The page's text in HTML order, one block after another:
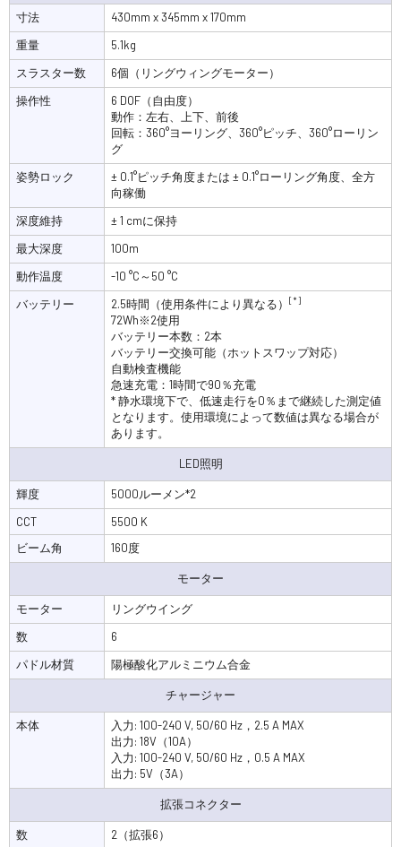
寸法
430mm x 345mm x 170mm
重量
5.1kg
スラスター数
6個（リングウィングモーター）
操作性
6 DOF（自由度）
動作：左右、上下、前後
回転：360°ヨーリング、360°ピッチ、360°ローリン
グ
姿勢ロック
± 0.1°ピッチ角度または ± 0.1°ローリング角度、全方
向稼働
深度維持
± 1 cmに保持
最大深度
100m
動作温度
-10 °C～50 °C
バッテリー
2.5時間（使用条件により異なる） [*]
72Wh※2使用
バッテリー本数：2本
バッテリー交換可能（ホットスワップ対応）
自動検査機能
急速充電：1時間で90％充電
* 静水環境下で、低速走行を0％まで継続した測定値
となります。使用環境によって数値は異なる場合が
あります。
LED照明
輝度
5000ルーメン*2
CCT
5500 K
ビーム角
160度
モーター
モーター
リングウイング
数
6
パドル材質
陽極酸化アルミニウム合金
チャージャー
本体
入力: 100-240 V, 50/60 Hz，2.5 A MAX
出力: 18V（10A）
入力: 100-240 V, 50/60 Hz，0.5 A MAX
出力: 5V（3A）
拡張コネクター
数
2（拡張6）